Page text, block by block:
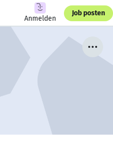
Anmelden
Job posten